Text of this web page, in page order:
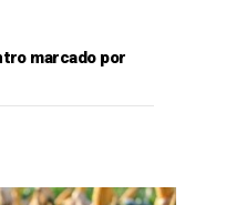
marcado por